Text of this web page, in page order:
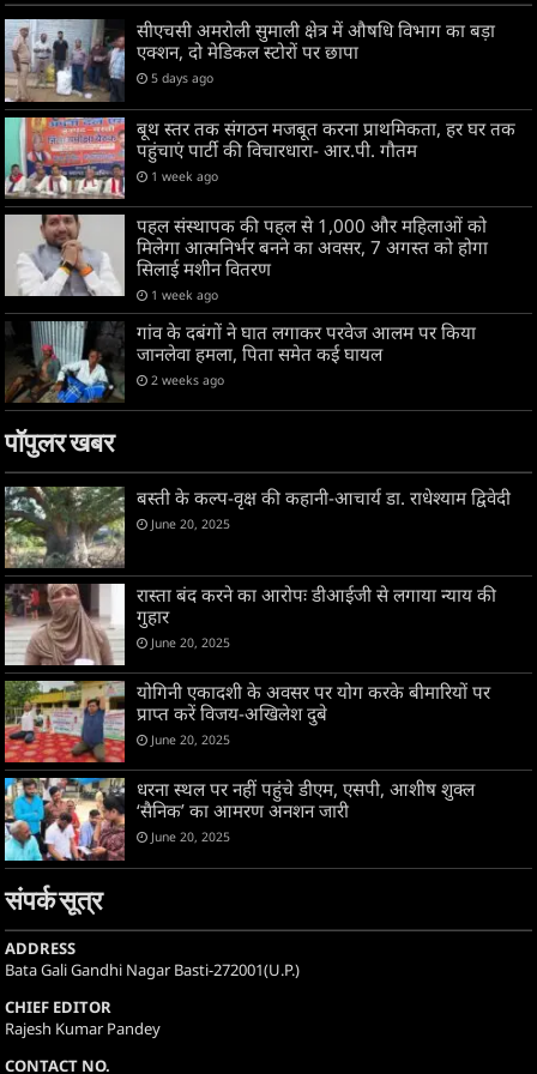
सीएचसी अमरोली सुमाली क्षेत्र में औषधि विभाग का बड़ा
एक्शन, दो मेडिकल स्टोरों पर छापा
5 days ago
बूथ स्तर तक संगठन मजबूत करना प्राथमिकता, हर घर तक
पहुंचाएं पार्टी की विचारधारा- आर.पी. गौतम
1 week ago
पहल संस्थापक की पहल से 1,000 और महिलाओं को
मिलेगा आत्मनिर्भर बनने का अवसर, 7 अगस्त को होगा
सिलाई मशीन वितरण
1 week ago
गांव के दबंगों ने घात लगाकर परवेज आलम पर किया
जानलेवा हमला, पिता समेत कई घायल
2 weeks ago
पॉपुलर खबर
बस्ती के कल्प-वृक्ष की कहानी-आचार्य डा. राधेश्याम द्विवेदी
June 20, 2025
रास्ता बंद करने का आरोपः डीआईजी से लगाया न्याय की
गुहार
June 20, 2025
योगिनी एकादशी के अवसर पर योग करके बीमारियों पर
प्राप्त करें विजय-अखिलेश दुबे
June 20, 2025
धरना स्थल पर नहीं पहुंचे डीएम, एसपी, आशीष शुक्ल
‘सैनिक’ का आमरण अनशन जारी
June 20, 2025
संपर्क सूत्र
ADDRESS
Bata Gali Gandhi Nagar Basti-272001(U.P.)
CHIEF EDITOR
Rajesh Kumar Pandey
CONTACT NO.